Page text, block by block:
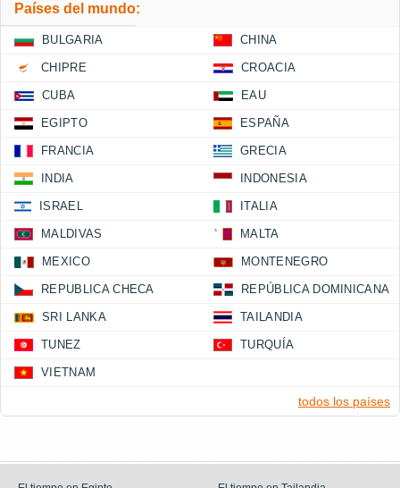
Países del mundo:
BULGARIA CHINA
CHIPRE CROACIA
CUBA EAU
EGIPTO ESPAÑA
FRANCIA GRECIA
INDIA INDONESIA
ISRAEL ITALIA
MALDIVAS MALTA
MEXICO MONTENEGRO
REPUBLICA CHECA REPÚBLICA DOMINICANA
SRI LANKA TAILANDIA
TUNEZ TURQUÍA
VIETNAM
todos los países